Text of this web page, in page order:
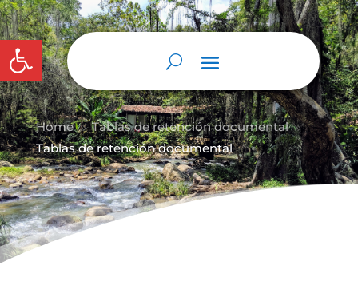
Abrir barra de herramientas
Home 9 Tablas de retención documental 9
Tablas de retención documental